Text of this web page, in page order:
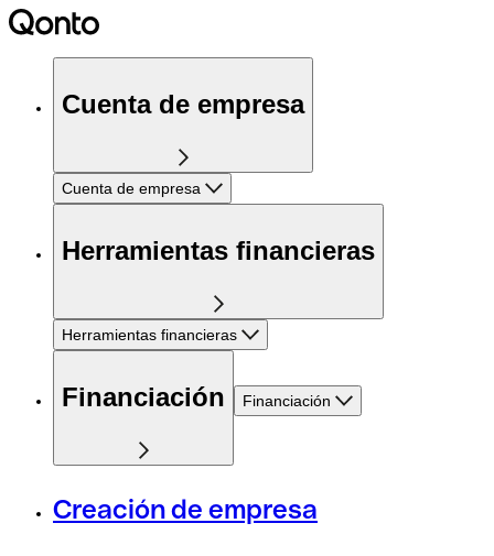
Cuenta de empresa
Cuenta de empresa
Herramientas financieras
Herramientas financieras
Financiación Financiación
Creación de empresa